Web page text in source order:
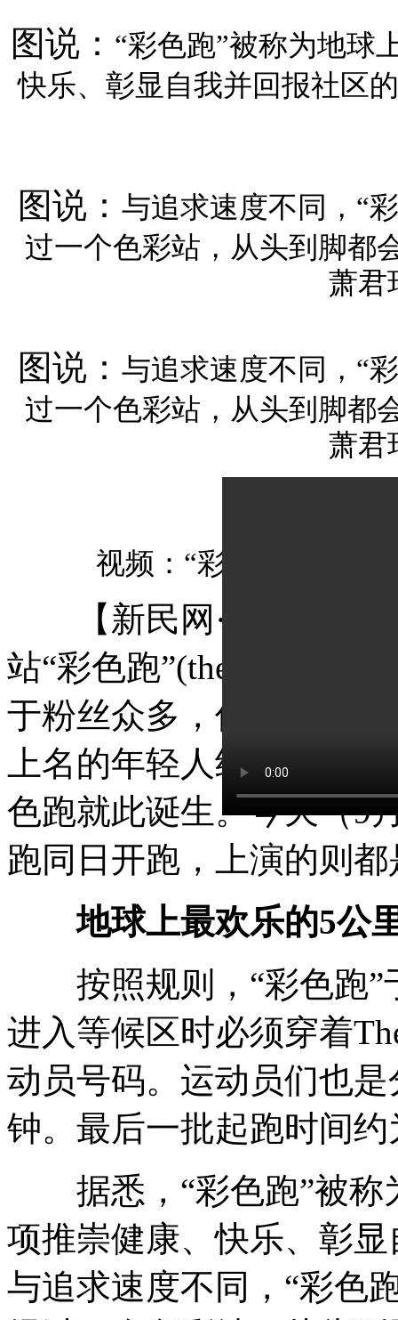
图说： “彩色跑”被称为地球
快乐、彰显自我并回报社区
图说：与追求速度不同，“
过一个色彩站，从头到脚都
萧君
图说：与追求速度不同，“
过一个色彩站，从头到脚都
萧君
视频：“彩色跑”上海
【新民网·独家报道】
站“彩色跑”(the color
于粉丝众多，仅8分钟“
上名的年轻人纷纷微博
色跑就此诞生。今天（9
跑同日开跑，上演的则
地球上最欢乐的5公
按照规则，“彩色跑”
进入等候区时必须穿着
动员号码。运动员们也
钟。最后一批起跑时间约
据悉，“彩色跑”被称
项推崇健康、快乐、彰
与追求速度不同，“彩色